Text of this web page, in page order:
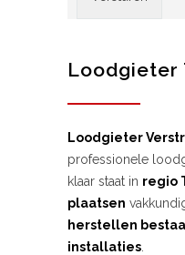
Loodgieter
Loodgieter
professionele
klaar staat in regio
plaatsen
herstellen
installaties